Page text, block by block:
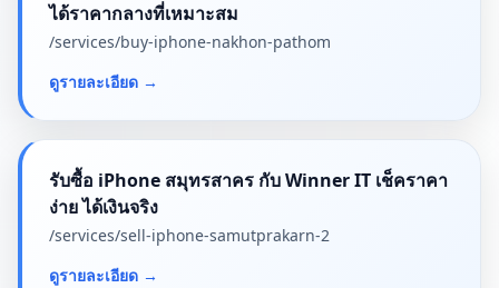
ได้ราคากลางที่เหมาะสม
/services/buy-iphone-nakhon-pathom
ดูรายละเอียด →
รับซื้อ iPhone สมุทรสาคร กับ Winner IT เช็คราคา
ง่าย ได้เงินจริง
/services/sell-iphone-samutprakarn-2
ดูรายละเอียด →